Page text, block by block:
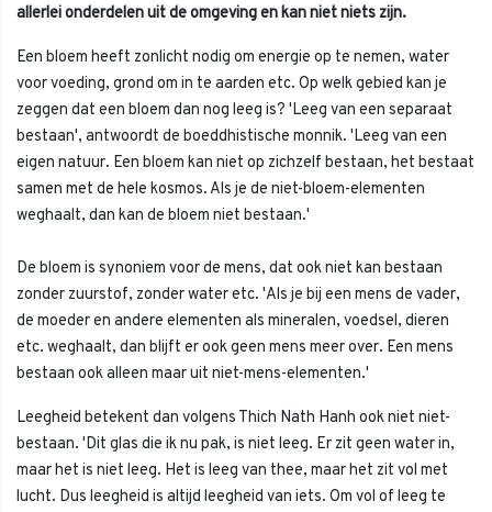
allerlei onderdelen uit de omgeving en kan niet niets zijn.
Een bloem heeft zonlicht nodig om energie op te nemen, water
voor voeding, grond om in te aarden etc. Op welk gebied kan je
zeggen dat een bloem dan nog leeg is? 'Leeg van een separaat
bestaan', antwoordt de boeddhistische monnik. 'Leeg van een
eigen natuur. Een bloem kan niet op zichzelf bestaan, het bestaat
samen met de hele kosmos. Als je de niet-bloem-elementen
weghaalt, dan kan de bloem niet bestaan.'
De bloem is synoniem voor de mens, dat ook niet kan bestaan
zonder zuurstof, zonder water etc. 'Als je bij een mens de vader,
de moeder en andere elementen als mineralen, voedsel, dieren
etc. weghaalt, dan blijft er ook geen mens meer over. Een mens
bestaan ook alleen maar uit niet-mens-elementen.'
Leegheid betekent dan volgens Thich Nath Hanh ook niet niet-
bestaan. 'Dit glas die ik nu pak, is niet leeg. Er zit geen water in,
maar het is niet leeg. Het is leeg van thee, maar het zit vol met
lucht. Dus leegheid is altijd leegheid van iets. Om vol of leeg te